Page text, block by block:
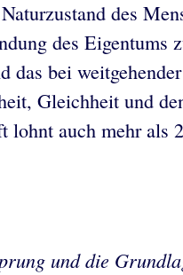
des
des
das bei
Gleichheit und
auch mehr als
und die